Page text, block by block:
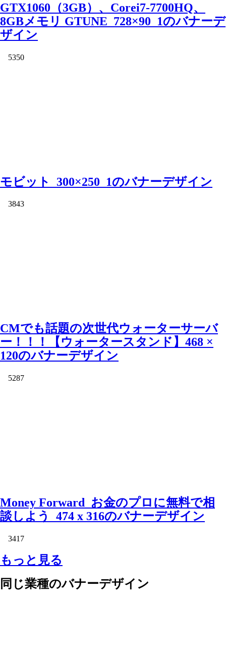
GTX1060（3GB）、Corei7-7700HQ、
8GBメモリ GTUNE_728×90_1のバナーデ
ザイン
5350
モビット_300×250_1のバナーデザイン
3843
CMでも話題の次世代ウォーターサーバ
ー！！！【ウォータースタンド】468 ×
120のバナーデザイン
5287
Money Forward_お金のプロに無料で相
談しよう_474 x 316のバナーデザイン
3417
もっと見る
同じ業種のバナーデザイン